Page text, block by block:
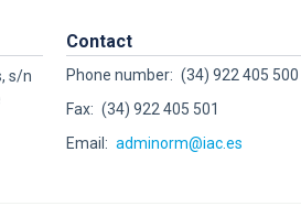
s/n
Contact
Phone number
(34) 922 405 500
Fax
(34) 922 405 501
Email
adminorm@iac.es